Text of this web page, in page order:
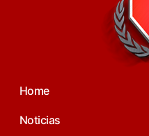
Home
Noticias